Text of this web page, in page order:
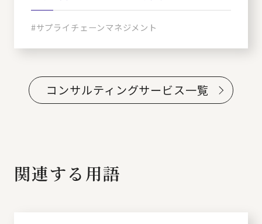
#サプライチェーンマネジメント
コンサルティングサービス一覧
関連する用語